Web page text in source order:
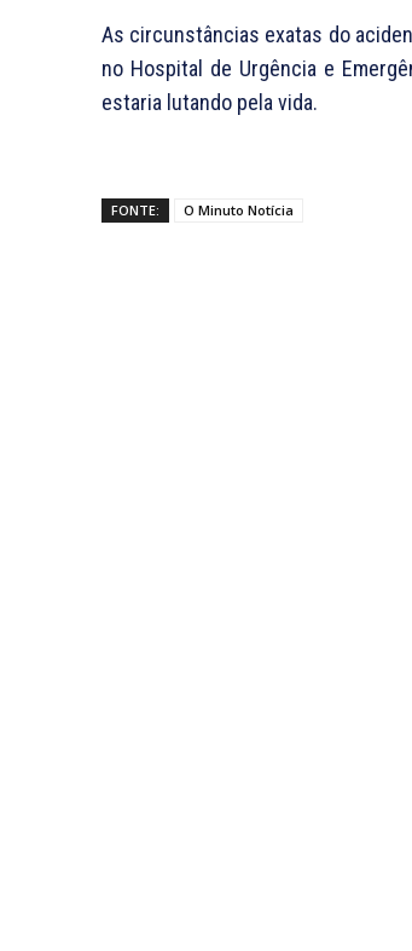
As circunstâncias exatas do
no Hospital de Urgência e
estaria lutando pela vida.
FONTE: O Minuto Notícia